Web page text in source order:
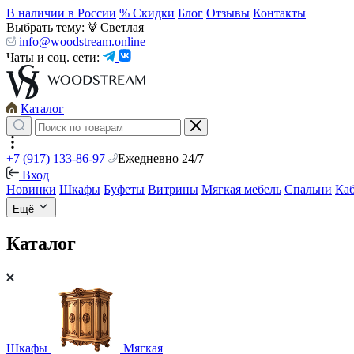
В наличии в России % Скидки Блог Отзывы Контакты
Выбрать тему:
Светлая
info@woodstream.online
Чаты и соц. сети:
Каталог
+7 (917) 133-86-97
Ежедневно 24/7
Вход
Новинки Шкафы Буфеты Витрины Мягкая мебель Спальни
Ещё
Каталог
Шкафы Мягкая